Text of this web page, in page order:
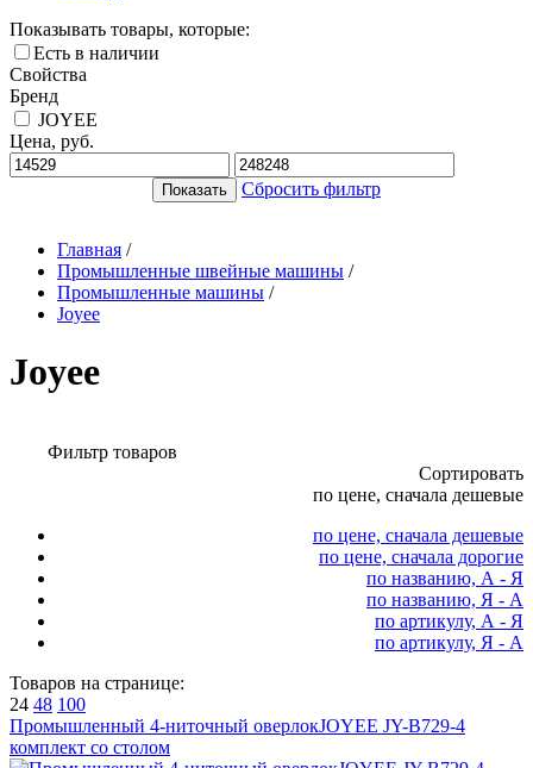
Показывать товары, которые:
Есть в наличии
Свойства
Бренд
JOYEE
Цена, руб.
Сбросить фильтр
Главная /
Промышленные швейные машины /
Промышленные машины /
Joyee
Joyee
Фильтр товаров
Сортировать
по цене, сначала дешевые
по цене, сначала дешевые
по цене, сначала дорогие
по названию, А - Я
по названию, Я - А
по артикулу, А - Я
по артикулу, Я - А
Товаров на странице:
24 48 100
Промышленный 4-ниточный оверлокJOYEE JY-B729-4
комплект со столом